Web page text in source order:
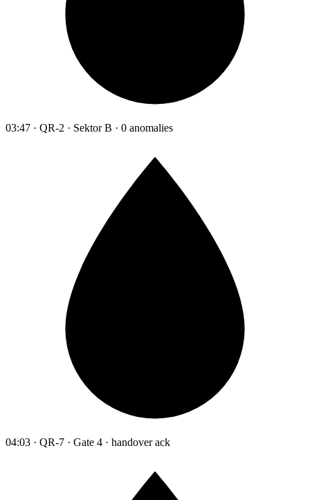
03:47 · QR-2 · Sektor B · 0 anomalies
04:03 · QR-7 · Gate 4 · handover ack